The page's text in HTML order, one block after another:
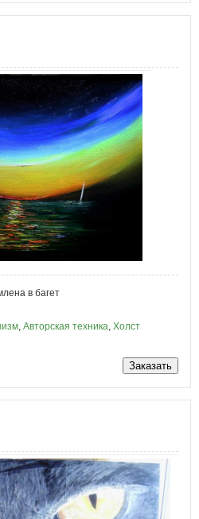
в багет
, Авторская техника, Холст